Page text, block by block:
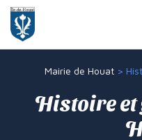
Mairie de Houat >
Histoire et